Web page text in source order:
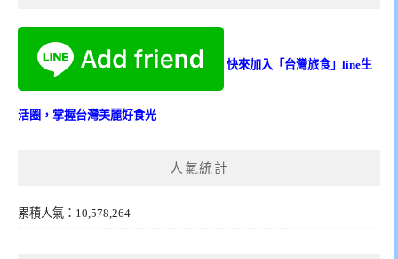
快來加入「台灣旅食」line生
活圈，掌握台灣美麗好食光
人氣統計
累積人氣：10,578,264